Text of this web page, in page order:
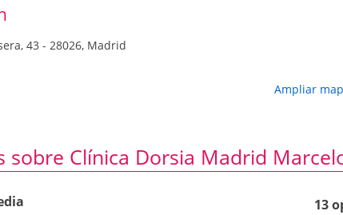
43 - 28026, Madrid
Ampliar
sobre Clínica Dorsia Madrid
13